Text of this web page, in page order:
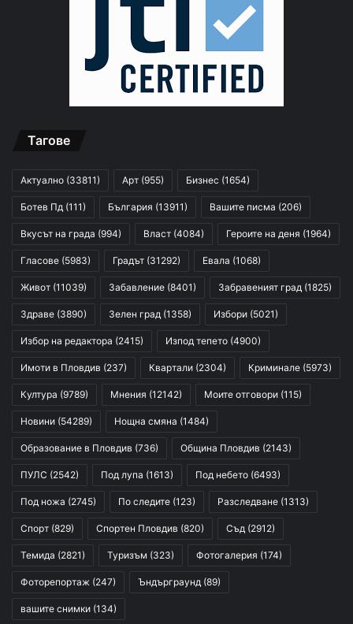
Тагове
Актуално (33811) Арт (955) Бизнес (1654)
Ботев Пд (111) България (13911) Вашите писма (206)
Вкусът на града (994) Власт (4084) Героите на деня (1964)
Гласове (5983) Градът (31292) Евала (1068)
Живот (11039) Забавление (8401) Забравеният град (1825)
Здраве (3890) Зелен град (1358) Избори (5021)
Избор на редактора (2415) Изпод тепето (4900)
Имоти в Пловдив (237) Квартали (2304) Криминале (5973)
Култура (9789) Мнения (12142) Моите отговори (115)
Новини (54289) Нощна смяна (1484)
Образование в Пловдив (736) Община Пловдив (2143)
ПУЛС (2542) Под лупа (1613) Под небето (6493)
Под ножа (2745) По следите (123) Разследване (1313)
Спорт (829) Спортен Пловдив (820) Съд (2912)
Темида (2821) Туризъм (323) Фотогалерия (174)
Фоторепортаж (247) Ъндърграунд (89)
вашите снимки (134)